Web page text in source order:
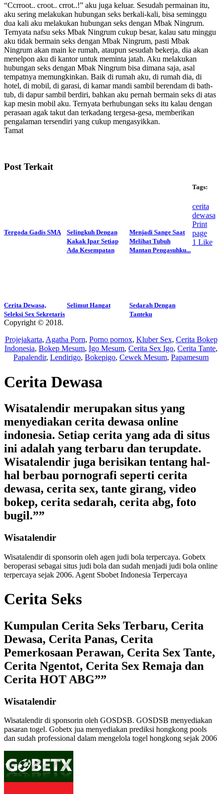
“Ccrroot.. croot.. crrot..!” aku juga keluar. Sesudah permainan itu,
aku sering melakukan hubungan seks berkali-kali, bisa seminggu
dua kali aku melakukan hubungan seks dengan Mbak Ningrum.
Ternyata nafsu seks Mbak Ningrum cukup besar, kalau satu minggu
aku tidak bermain seks dengan Mbak Ningrum, pasti Mbak
Ningrum akan main ke rumah, ataupun sesudah bekerja, dia akan
menelpon aku di kantor untuk meminta jatah. Aku melakukan
hubungan seks dengan Mbak Ningrum bisa dimana saja, asal
tempatnya memungkinkan. Baik di rumah aku, di rumah dia, di
hotel, di mobil, di garasi, di kamar mandi sambil berendam di bath-
tub, di dapur sambil berdiri, bahkan aku pernah bermain seks di atas
kap mesin mobil aku. Ternyata berhubungan seks itu kalau dengan
perasaan agak takut dan terkadang tergesa-gesa, memberikan
pengalaman tersendiri yang cukup mengasyikkan.
Tamat
Post Terkait
Tergoda Gadis SMA
Selingkuh Dengan
Kakak Ipar Setiap
Ada Kesempatan
Menjadi Sange Saat
Melihat Tubuh
Mantan Pengasuhku...
Cerita Dewasa,
Seleksi Sex Sekretaris
Selimut Hangat
Sedarah Dengan
Tanteku
Tags:
cerita
dewasa
Print
page
1 Like
Copyright © 2018.
Projejakarta, Agatha Porn, Porno pornox, Kluber Sex, Cerita Bokep
Indonesia, Bokep Mesum, Igo Mesum, Cerita Sex Igo, Cerita Tante,
Papalendir, Lendirigo, Bokepigo, Cewek Mesum, Papamesum
Cerita Dewasa
Wisatalendir merupakan situs yang
menyediakan cerita dewasa online
indonesia. Setiap cerita yang ada di situs
ini adalah yang terbaru dan terupdate.
Wisatalendir juga berisikan tentang hal-
hal berbau pornografi seperti cerita
dewasa, cerita sex, tante girang, video
bokep, cerita sedarah, cerita abg, foto
bugil.””
Wisatalendir
Wisatalendir di sponsorin oleh agen judi bola terpercaya. Gobetx
beroperasi sebagai situs judi bola dan sudah menjadi judi bola online
terpercaya sejak 2006. Agent Sbobet Indonesia Terpercaya
Cerita Seks
Kumpulan Cerita Seks Terbaru, Cerita
Dewasa, Cerita Panas, Cerita
Pemerkosaan Perawan, Cerita Sex Tante,
Cerita Ngentot, Cerita Sex Remaja dan
Cerita HOT ABG””
Wisatalendir
Wisatalendir di sponsorin oleh GOSDSB. GOSDSB menyediakan
pasaran togel. Gobetx jua menyediakan prediksi hongkong pools
dan sudah professional dalam mengelola togel hongkong sejak 2006